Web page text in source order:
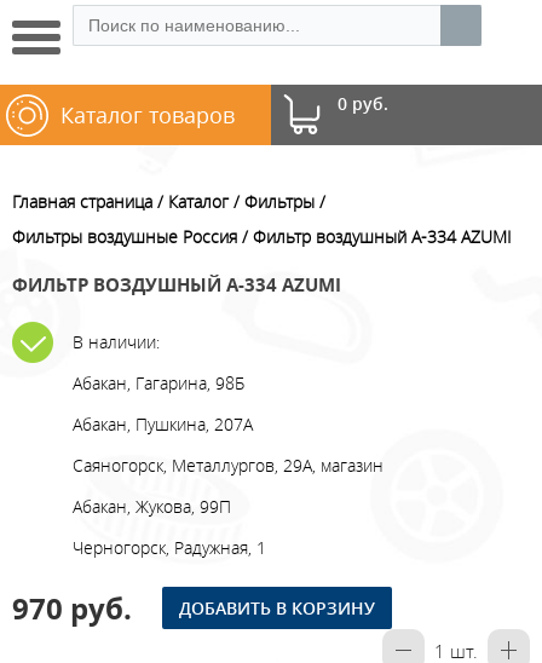
0 руб.
Каталог товаров
Главная страница Каталог
Фильтры
Фильтры воздушные Россия
Фильтр воздушный A-334 AZUMI
ФИЛЬТР ВОЗДУШНЫЙ A-334 AZUMI
В наличии:
Абакан, Гагарина, 98Б
Абакан, Пушкина, 207А
Саяногорск, Металлургов, 29А, магазин
Абакан, Жукова, 99П
Черногорск, Радужная, 1
970 руб. ДОБАВИТЬ В КОРЗИНУ
1 шт.